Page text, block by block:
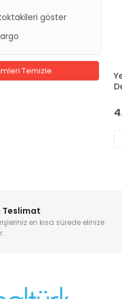
göster
Temizle
Teslimat
en kısa sürede elinize